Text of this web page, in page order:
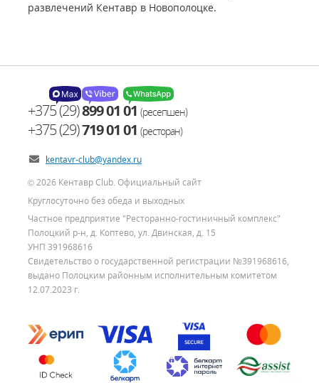
развлечений Кентавр в Новополоцке.
+375 (29)899 01 01 (ресепшен)
+375 (29)719 01 01 (ресторан)
kentavr-club@yandex.ru
©2026 Кентавр Club. Официальный сайт
Круглосуточно без обеда и выходных
Частное предприятие "Ресторанно-гостиничный комплекс"
Полоцкий р-н, д. Коптево, ул. Двинская, д. 15
УНП 391968616
Свидетельство о государственной регистрации №391968616,
выдано Полоцким районным исполнительным комитетом
12.07.2023 г.